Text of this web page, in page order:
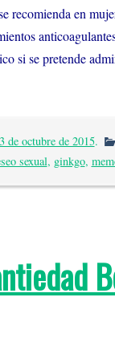
recomienda en
si se pretende
de octubre de 2015.
sexual, ginkgo,